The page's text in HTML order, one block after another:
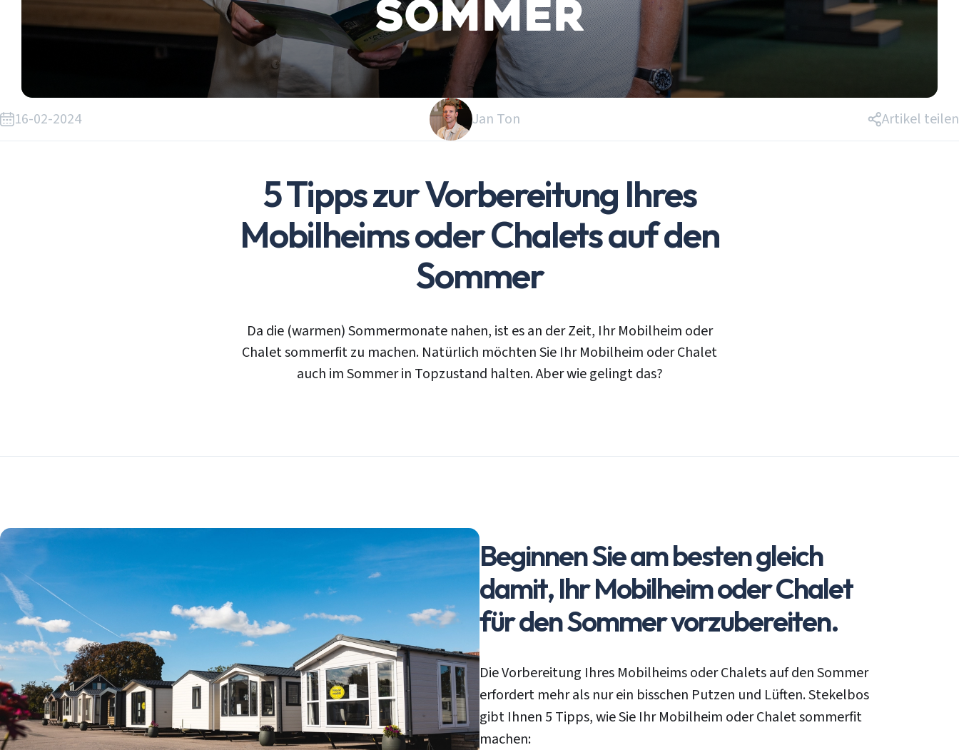
Kontakt
Login
Sommer
16-02-2024 Jan Ton Artikel teilen
5 Tipps zur Vorbereitung Ihres
Mobilheims oder Chalets auf den
Sommer
Da die (warmen) Sommermonate nahen, ist es an der Zeit, Ihr Mobilheim oder
Chalet sommerfit zu machen. Natürlich möchten Sie Ihr Mobilheim oder Chalet
auch im Sommer in Topzustand halten. Aber wie gelingt das?
Beginnen Sie am besten gleich
damit, Ihr Mobilheim oder Chalet
für den Sommer vorzubereiten.
Die Vorbereitung Ihres Mobilheims oder Chalets auf den Sommer
erfordert mehr als nur ein bisschen Putzen und Lüften. Stekelbos
gibt Ihnen 5 Tipps, wie Sie Ihr Mobilheim oder Chalet sommerfit
machen: